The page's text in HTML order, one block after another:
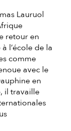
Lauruol
retour en
l’école de la
comme
avec le
en
il travaille